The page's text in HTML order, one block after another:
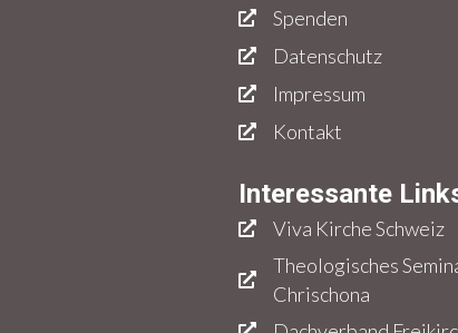
Spenden
Datenschutz
Impressum
Kontakt
Interessante
Viva Kirche Schweiz
Theologisches
Chrischona